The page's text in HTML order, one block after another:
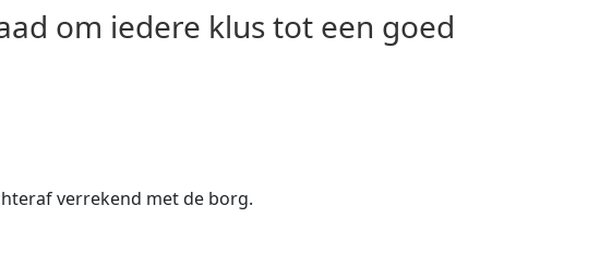
om iedere klus tot een goed
verrekend met de borg.